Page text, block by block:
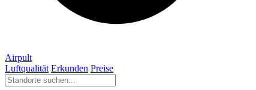
Airpult
Luftqualität Erkunden Preise